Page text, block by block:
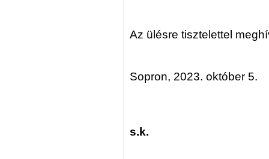
Az ülésre tisztelettel
Sopron, 2023. október 5.
s.k.